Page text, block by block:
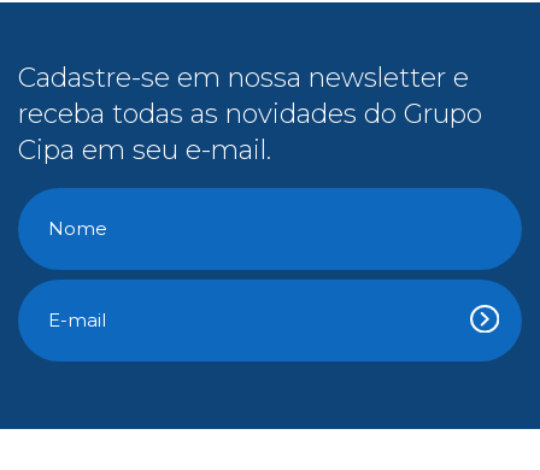
Cadastre-se em nossa newsletter e
receba todas as novidades do Grupo
Cipa em seu e-mail.